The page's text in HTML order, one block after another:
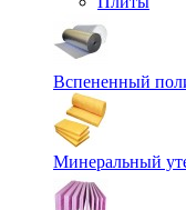
Вспененный
Минеральный